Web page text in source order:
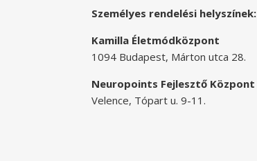
Személyes rendelési helyszínek:
Kamilla Életmódközpont
1094 Budapest, Márton utca 28.
Neuropoints Fejlesztő Központ
Velence, Tópart u. 9-11.